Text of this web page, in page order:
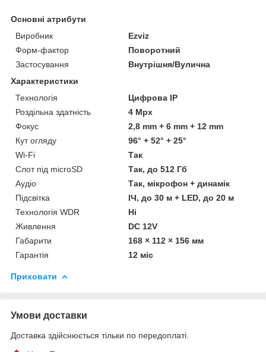
Основні атрибути
Виробник
Ezviz
Форм-фактор
Поворотний
Застосування
Внутрішня/Вулична
Характеристики
Технологія
Цифрова ІР
Роздільна здатність
4 Mpx
Фокус
2,8 mm + 6 mm + 12 mm
Кут огляду
96° + 52° + 25°
Wi-Fi
Так
Слот під microSD
Так, до 512 Гб
Аудіо
Так, мікрофон + динамік
Підсвітка
ІЧ, до 30 м + LED, до 20 м
Технологія WDR
Ні
Живлення
DC 12V
Габарити
168 × 112 × 156 мм
Гарантія
12 міс
Приховати
Умови доставки
Доставка здійснюється тільки по передоплаті.